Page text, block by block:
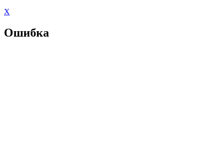
X
Ошибка